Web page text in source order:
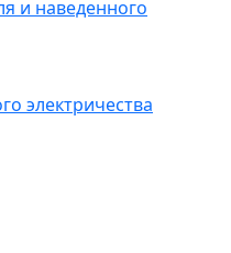
и наведенного
электричества